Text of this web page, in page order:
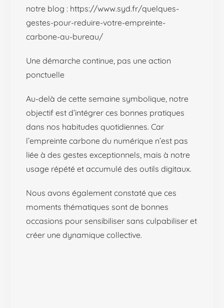
notre blog : https://www.syd.fr/quelques-
gestes-pour-reduire-votre-empreinte-
carbone-au-bureau/
Une démarche continue, pas une action
ponctuelle
Au-delà de cette semaine symbolique, notre
objectif est d’intégrer ces bonnes pratiques
dans nos habitudes quotidiennes. Car
l’empreinte carbone du numérique n’est pas
liée à des gestes exceptionnels, mais à notre
usage répété et accumulé des outils digitaux.
Nous avons également constaté que ces
moments thématiques sont de bonnes
occasions pour sensibiliser sans culpabiliser et
créer une dynamique collective.